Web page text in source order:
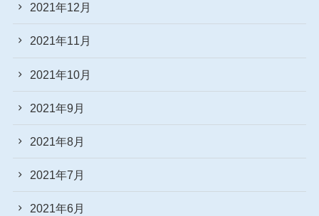
2021年12月
2021年11月
2021年10月
2021年9月
2021年8月
2021年7月
2021年6月